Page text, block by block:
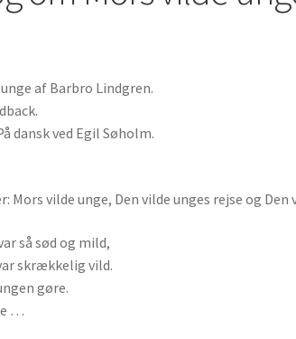
af Barbro Lindgren.
dansk ved Egil Søholm.
Mors vilde unge, Den vilde unges rejse og
så sød og mild,
skrækkelig vild.
gøre.
…